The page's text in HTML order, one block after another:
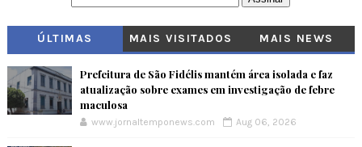
ÚLTIMAS MAIS VISITADOS MAIS NEWS
Prefeitura de São Fidélis mantém área isolada e faz
atualização sobre exames em investigação de febre
maculosa
www.jornaltemponews.com Aug 06, 2026